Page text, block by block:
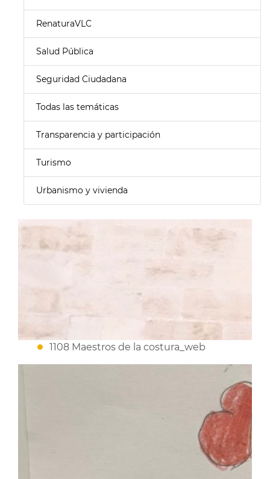
RenaturaVLC
Salud Pública
Seguridad Ciudadana
Todas las temáticas
Transparencia y participación
Turismo
Urbanismo y vivienda
1108 Maestros de la costura_web